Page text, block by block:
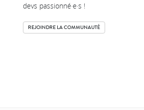
devs passionné·e·s !
REJOINDRE LA COMMUNAUTÉ